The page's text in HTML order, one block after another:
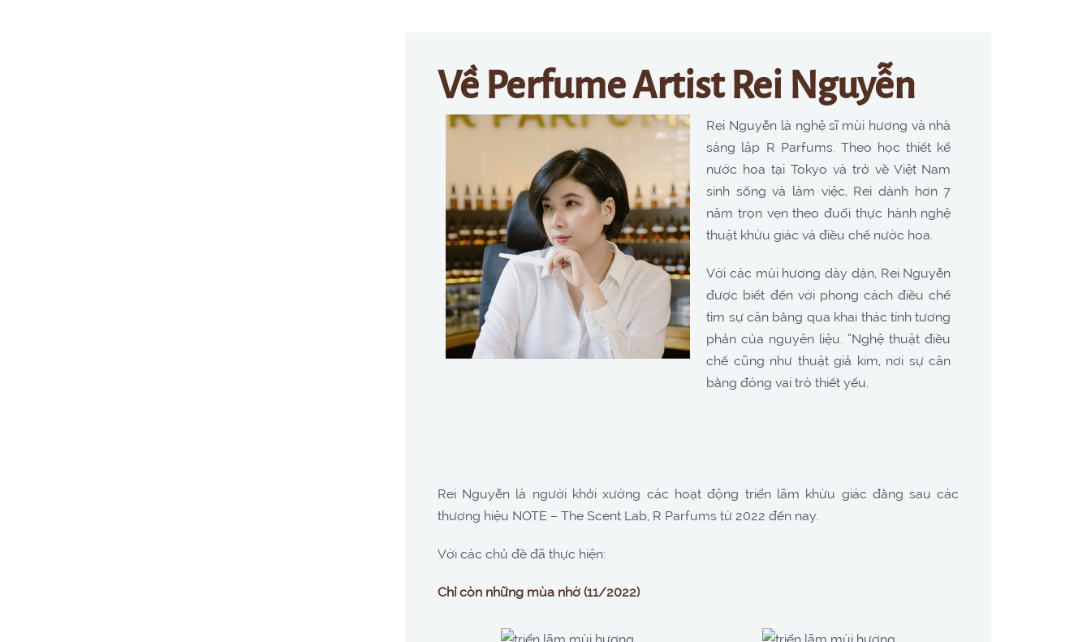
Về Perfume Artist Rei Nguyễn
Rei Nguyễn là nghệ sĩ mùi hương và nhà
sáng lập R Parfums. Theo học thiết kế
nước hoa tại Tokyo và trở về Việt Nam
sinh sống và làm việc, Rei dành hơn 7
năm trọn vẹn theo đuổi thực hành nghệ
thuật khứu giác và điều chế nước hoa.
Với các mùi hương dày dặn, Rei Nguyễn
được biết đến với phong cách điều chế
tìm sự cân bằng qua khai thác tính tương
phản của nguyên liệu. “Nghệ thuật điều
chế cũng như thuật giả kim, nơi sự cân
bằng đóng vai trò thiết yếu.
Rei Nguyễn là người khởi xướng các hoạt động triển lãm khứu giác đằng sau các
thương hiệu NOTE – The Scent Lab, R Parfums từ 2022 đến nay.
Với các chủ đề đã thực hiện:
Chỉ còn những mùa nhớ (11/2022)